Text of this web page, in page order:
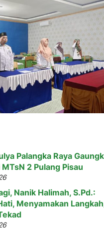
Palangka Raya
2 Pulang Pisau
Nanik Halimah, S.Pd.:
Menyamakan